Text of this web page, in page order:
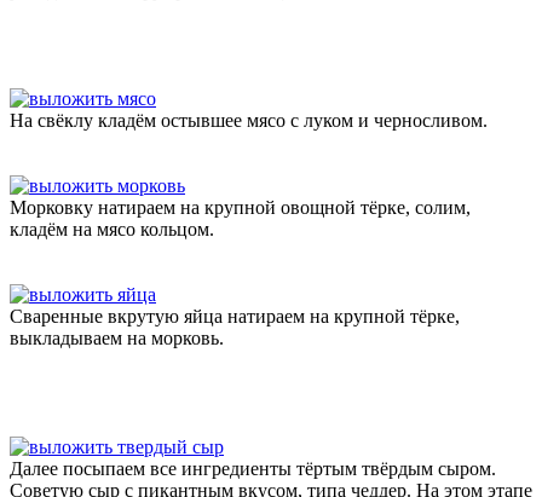
На свёклу кладём остывшее мясо с луком и черносливом.
Морковку натираем на крупной овощной тёрке, солим,
кладём на мясо кольцом.
Сваренные вкрутую яйца натираем на крупной тёрке,
выкладываем на морковь.
Далее посыпаем все ингредиенты тёртым твёрдым сыром.
Советую сыр с пикантным вкусом, типа чеддер. На этом этапе